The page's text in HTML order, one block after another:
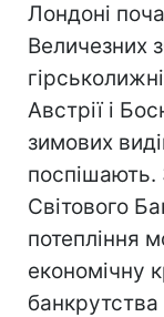
Лондоні
Величезних
Австрії і
зимових
поспішають.
Світового
потепління
економічну
банкрутства